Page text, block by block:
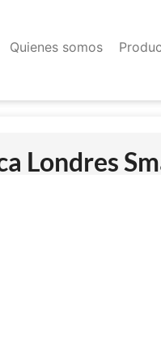
Quienes somos
Londres